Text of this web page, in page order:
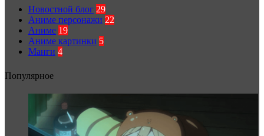
Новостной блог 29
Аниме персонажи 22
Аниме 19
Аниме картинки 5
Манги 4
Популярное